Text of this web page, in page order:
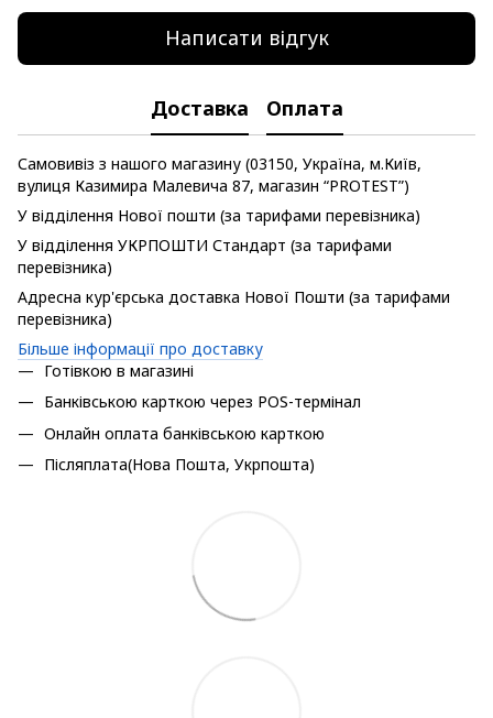
Написати відгук
Доставка Оплата
Самовивіз з нашого магазину (03150, Україна, м.Київ,
вулиця Казимира Малевича 87, магазин “PROTEST”)
У відділення Нової пошти (за тарифами перевізника)
У відділення УКРПОШТИ Стандарт (за тарифами
перевізника)
Адресна кур'єрська доставка Нової Пошти (за тарифами
перевізника)
Більше інформації про доставку
Готівкою в магазині
Банківською карткою через POS-термінал
Онлайн оплата банківською карткою
Післяплата(Нова Пошта, Укрпошта)